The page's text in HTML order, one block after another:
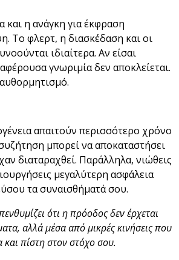
και η ανάγκη για έκφραση
Το φλερτ, η διασκέδαση και οι
ιδιαίτερα. Αν είσαι
γνωριμία δεν αποκλείεται.
απαιτούν περισσότερο χρόνο
μπορεί να αποκαταστήσει
διαταραχθεί. Παράλληλα, νιώθεις
μεγαλύτερη ασφάλεια
τα συναισθήματά σου.
ότι η πρόοδος δεν έρχεται
αλλά μέσα από μικρές κινήσεις που
και πίστη στον στόχο σου.